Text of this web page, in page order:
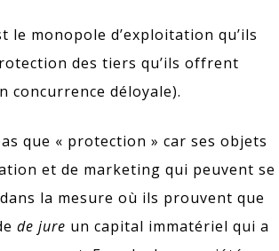
le monopole d’exploitation qu’ils
des tiers qu’ils offrent
concurrence déloyale).
que « protection » car ses objets
et de marketing qui peuvent se
la mesure où ils prouvent que
de jure un capital immatériel qui a